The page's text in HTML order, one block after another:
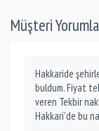
Müşteri
Hakkaride
buldum. Fiyat
veren Tekbir
Hakkari'de bu